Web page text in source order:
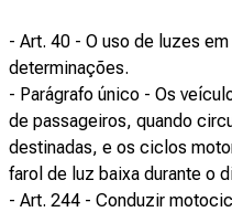
- Art. 40 - O uso de luzes
determinações.
- Parágrafo único - Os
de passageiros, quando
destinadas, e os ciclos
farol de luz baixa durante o
- Art. 244 - Conduzir